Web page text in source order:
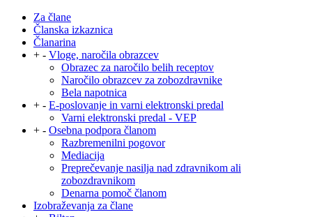
Za člane
Članska izkaznica
Članarina
+ - Vloge, naročila obrazcev
Obrazec za naročilo belih receptov
Naročilo obrazcev za zobozdravnike
Bela napotnica
+ - E-poslovanje in varni elektronski predal
Varni elektronski predal - VEP
+ - Osebna podpora članom
Razbremenilni pogovor
Mediacija
Preprečevanje nasilja nad zdravnikom ali
zobozdravnikom
Denarna pomoč članom
Izobraževanja za člane